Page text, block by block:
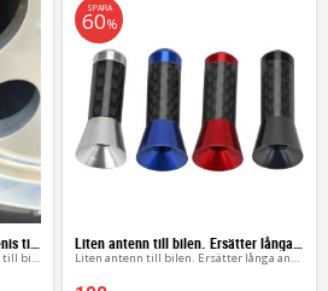
Häftiga ventilhattar i form av penis till bilen
Häftiga ventilhattar i form av penis till bilen
Liten antenn till bilen. Ersätter långa antennen
Liten antenn till bilen. Ersätter långa antennen
SPARA
60%